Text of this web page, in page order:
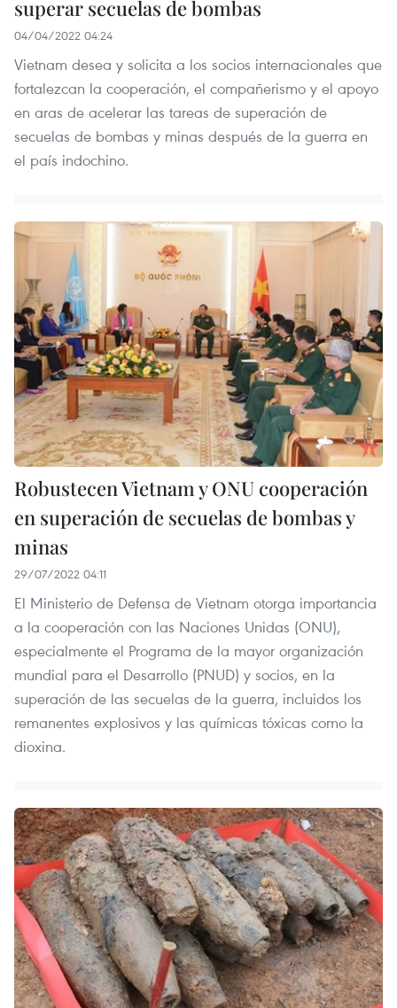
superar secuelas de bombas
04/04/2022 04:24
Vietnam desea y solicita a los socios internacionales que
fortalezcan la cooperación, el compañerismo y el apoyo
en aras de acelerar las tareas de superación de
secuelas de bombas y minas después de la guerra en
el país indochino.
Robustecen Vietnam y ONU cooperación
en superación de secuelas de bombas y
minas
29/07/2022 04:11
El Ministerio de Defensa de Vietnam otorga importancia
a la cooperación con las Naciones Unidas (ONU),
especialmente el Programa de la mayor organización
mundial para el Desarrollo (PNUD) y socios, en la
superación de las secuelas de la guerra, incluidos los
remanentes explosivos y las químicas tóxicas como la
dioxina.